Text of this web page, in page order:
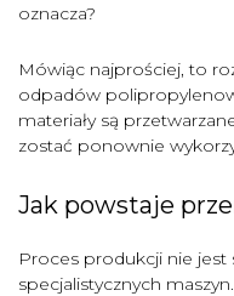
oznacza?
Mówiąc najprościej, to
odpadów
materiały są
zostać ponownie
Jak powstaje
Proces produkcji nie
specjalistycznych